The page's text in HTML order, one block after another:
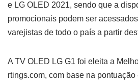
e LG OLED 2021, sendo que a
promocionais podem ser
varejistas de todo o país a partir
A TV OLED LG G1 foi eleita a
rtings.com, com base na